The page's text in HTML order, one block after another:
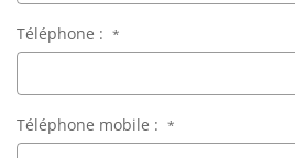
Téléphone : *
Téléphone mobile : *